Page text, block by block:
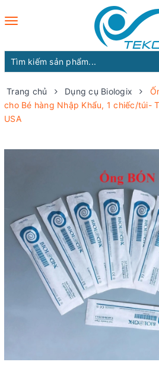
Toggle
Trang chủ Dụng cụ Biologix
cho Bé hàng Nhập Khẩu, 1 chiếc/túi-
USA